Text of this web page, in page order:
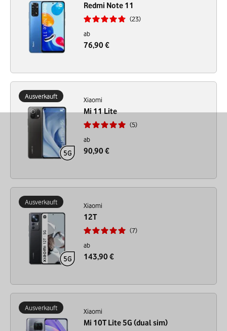
Redmi Note 11
23
ab
76,90 €
Ausverkauft Xiaomi
Mi 11 Lite
5
ab
90,90 €
Ausverkauft Xiaomi
12T
7
ab
143,90 €
Ausverkauft Xiaomi
Mi 10T Lite 5G (dual sim)